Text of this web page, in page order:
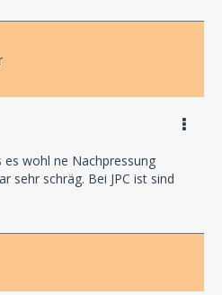
wohl ne Nachpressung
sehr schräg. Bei JPC ist sind